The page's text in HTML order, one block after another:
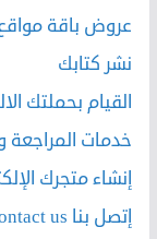
عروض باقة
نشر كتابك
القيام بحملتك
خدمات المراجعة
إنشاء متجرك
إتصل بنا Contact us